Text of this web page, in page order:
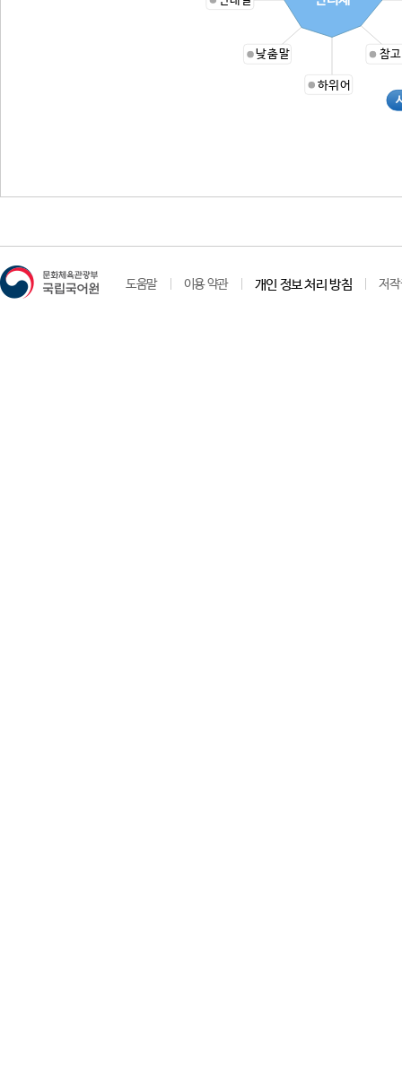
참
하위어
낮춤말
도움말 이용 약관 개인 정보 처리 방침 저